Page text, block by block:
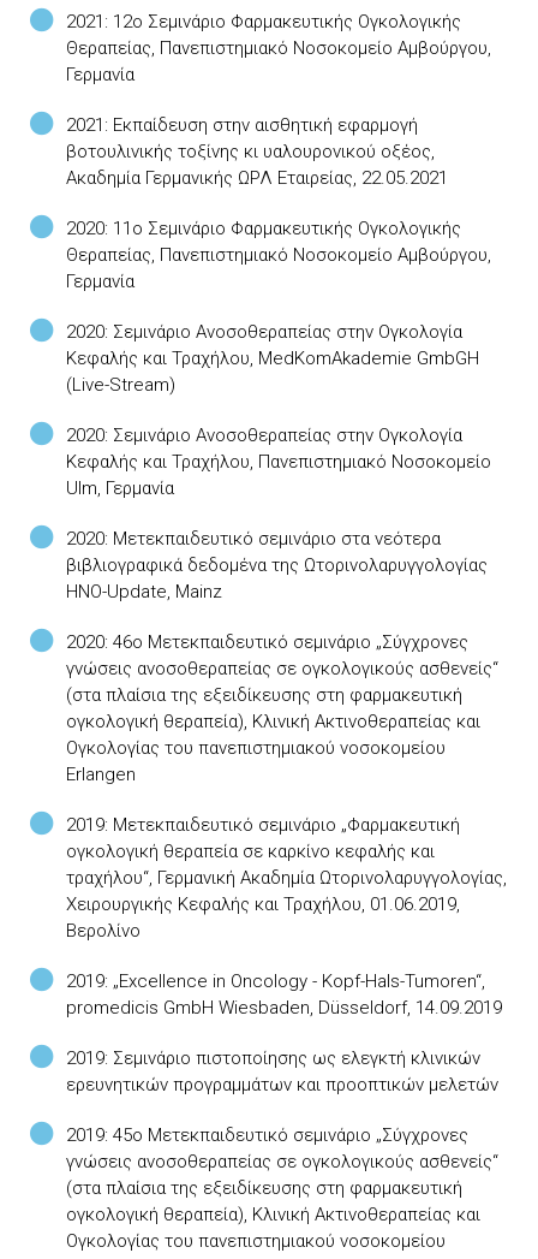
2021: 12ο Σεμινάριο Φαρμακευτικής Ογκολογικής
Θεραπείας, Πανεπιστημιακό Νοσοκομείο Αμβούργου,
Γερμανία
2021: Εκπαίδευση στην αισθητική εφαρμογή
βοτουλινικής τοξίνης κι υαλουρονικού οξέος,
Ακαδημία Γερμανικής ΩΡΛ Εταιρείας, 22.05.2021
2020: 11ο Σεμινάριο Φαρμακευτικής Ογκολογικής
Θεραπείας, Πανεπιστημιακό Νοσοκομείο Αμβούργου,
Γερμανία
2020: Σεμινάριο Ανοσοθεραπείας στην Ογκολογία
Κεφαλής και Τραχήλου, MedKomAkademie GmbGH
(Live-Stream)
2020: Σεμινάριο Ανοσοθεραπείας στην Ογκολογία
Κεφαλής και Τραχήλου, Πανεπιστημιακό Νοσοκομείο
Ulm, Γερμανία
2020: Μετεκπαιδευτικό σεμινάριο στα νεότερα
βιβλιογραφικά δεδομένα της Ωτορινολαρυγγολογίας
HNO-Update, Mainz
2020: 46ο Μετεκπαιδευτικό σεμινάριο „Σύγχρονες
γνώσεις ανοσοθεραπείας σε ογκολογικούς ασθενείς“
(στα πλαίσια της εξειδίκευσης στη φαρμακευτική
ογκολογική θεραπεία), Κλινική Ακτινοθεραπείας και
Ογκολογίας του πανεπιστημιακού νοσοκομείου
Erlangen
2019: Μετεκπαιδευτικό σεμινάριο „Φαρμακευτική
ογκολογική θεραπεία σε καρκίνο κεφαλής και
τραχήλου“, Γερμανική Ακαδημία Ωτορινολαρυγγολογίας,
Χειρουργικής Κεφαλής και Τραχήλου, 01.06.2019,
Βερολίνο
2019: „Excellence in Oncology - Kopf-Hals-Tumoren“,
promedicis GmbH Wiesbaden, Düsseldorf, 14.09.2019
2019: Σεμινάριο πιστοποίησης ως ελεγκτή κλινικών
ερευνητικών προγραμμάτων και προοπτικών μελετών
2019: 45ο Μετεκπαιδευτικό σεμινάριο „Σύγχρονες
γνώσεις ανοσοθεραπείας σε ογκολογικούς ασθενείς“
(στα πλαίσια της εξειδίκευσης στη φαρμακευτική
ογκολογική θεραπεία), Κλινική Ακτινοθεραπείας και
Ογκολογίας του πανεπιστημιακού νοσοκομείου